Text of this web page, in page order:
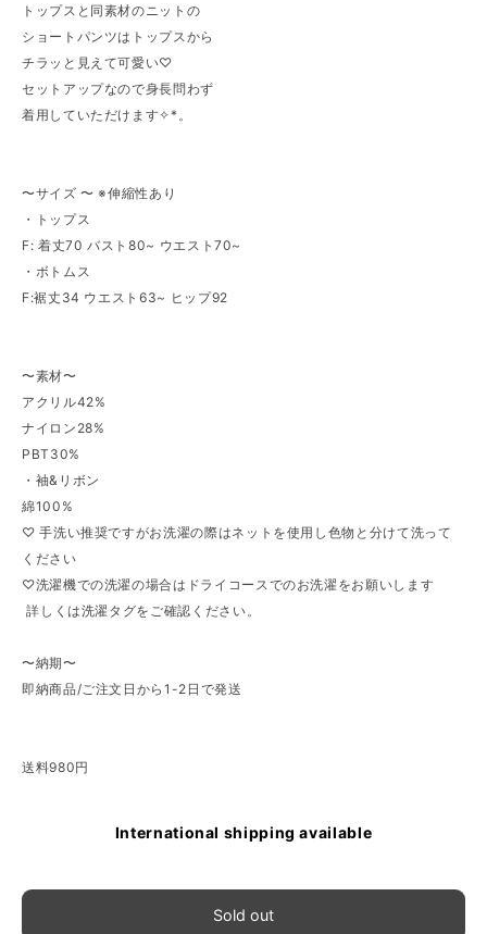
トップスと同素材のニットの
ショートパンツはトップスから
チラッと見えて可愛い♡
セットアップなので身長問わず
着用していただけます✧︎*。
〜サイズ 〜 ※伸縮性あり
・トップス
F: 着丈70 バスト80~ ウエスト70~
・ボトムス
F:裾丈34 ウエスト63~ ヒップ92
〜素材〜
アクリル42%
ナイロン28%
PBT30%
・袖&リボン
綿100%
♡ 手洗い推奨ですがお洗濯の際はネットを使用し色物と分けて洗って
ください
♡洗濯機での洗濯の場合はドライコースでのお洗濯をお願いします
⁡ 詳しくは洗濯タグをご確認ください。
〜納期〜
即納商品/ご注文日から1-2日で発送⁡
送料980円
International shipping available
Sold out